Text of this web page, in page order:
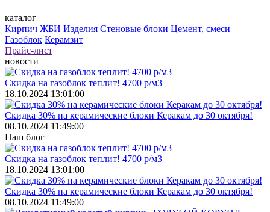
каталог
Кирпич ЖБИ Изделия Стеновые блоки Цемент, смеси
Газоблок Керамзит
Прайс-лист
новости
Скидка на газоблок теплит! 4700 р/м3
18.10.2024 13:01:00
Скидка 30% на керамические блоки Керакам до 30 октября!
08.10.2024 11:49:00
Наш блог
Скидка на газоблок теплит! 4700 р/м3
18.10.2024 13:01:00
Скидка 30% на керамические блоки Керакам до 30 октября!
08.10.2024 11:49:00